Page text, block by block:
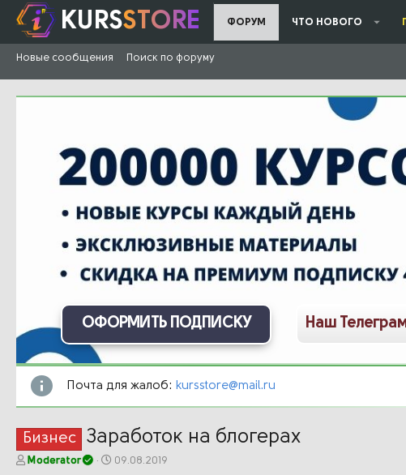
KURSSTORE ФОРУМ ЧТО НОВОГО
Новые сообщения Поиск по форуму
ОФОРМИТЬ ПОДПИСКУ Наш
Почта для жалоб: kursstore@mail.ru
Бизнес Заработок на блогерах
А
Moderator
Д
09.08.2019